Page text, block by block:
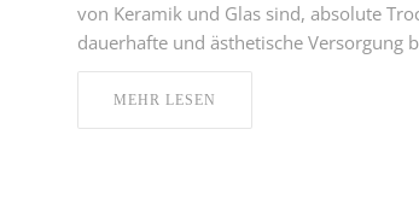
von Keramik und Glas sind, absolute
dauerhafte und ästhetische Versorgung
MEHR LESEN